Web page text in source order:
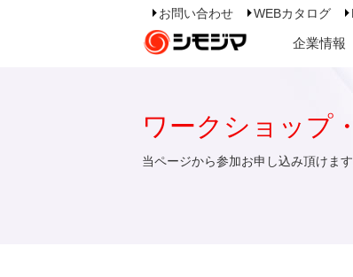
お問い合わせ WEBカタログ
企業情報
ワークショップ
当ページから参加お申し込み頂けます